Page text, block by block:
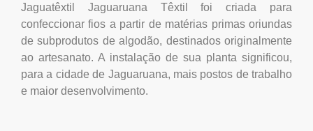
Jaguatêxtil Jaguaruana Têxtil foi criada para
confeccionar fios a partir de matérias primas oriundas
de subprodutos de algodão, destinados originalmente
ao artesanato. A instalação de sua planta significou,
para a cidade de Jaguaruana, mais postos de trabalho
e maior desenvolvimento.